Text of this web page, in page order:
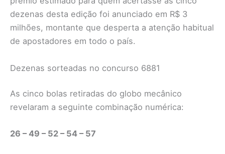
dezenas desta edição foi anunciado em R$ 3
milhões, montante que desperta a atenção habitual
de apostadores em todo o país.
Dezenas sorteadas no concurso 6881
As cinco bolas retiradas do globo mecânico
revelaram a seguinte combinação numérica:
26 – 49 – 52 – 54 – 57